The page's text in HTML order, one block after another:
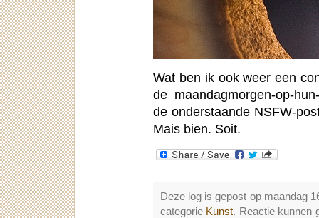
Wat ben ik ook weer een
de maandagmorgen-op-
de onderstaande NSFW-
Mais bien. Soit.
Deze log is gepost op maandag
categorie Kunst. Reactie kunnen